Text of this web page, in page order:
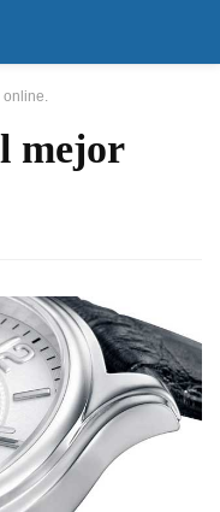
online.
mejor